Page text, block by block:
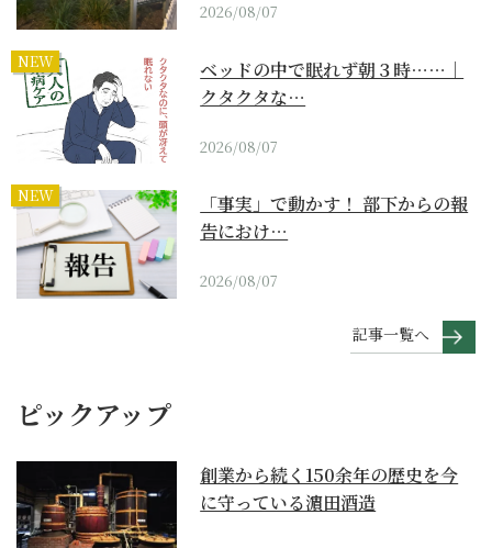
2026/08/07
NEW
ベッドの中で眠れず朝３時……｜
クタクタな…
2026/08/07
NEW
「事実」で動かす！ 部下からの報
告におけ…
2026/08/07
記事一覧へ
ピックアップ
創業から続く150余年の歴史を今
に守っている濵田酒造